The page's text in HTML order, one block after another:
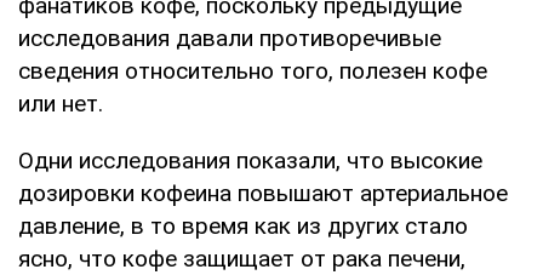
исследования давали противоречивые
сведения относительно того, полезен кофе
или нет.
Одни исследования показали, что высокие
дозировки кофеина повышают артериальное
давление, в то время как из других стало
ясно, что кофе защищает от рака печени,